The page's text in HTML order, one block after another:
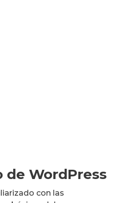
de WordPress
con las